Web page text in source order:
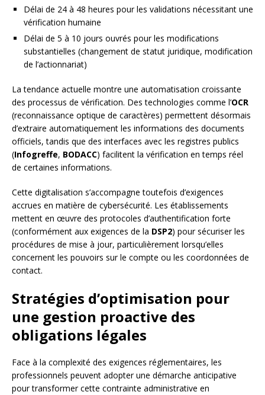
Délai de 24 à 48 heures pour les validations nécessitant une
vérification humaine
Délai de 5 à 10 jours ouvrés pour les modifications
substantielles (changement de statut juridique, modification
de l’actionnariat)
La tendance actuelle montre une automatisation croissante
des processus de vérification. Des technologies comme l’OCR
(reconnaissance optique de caractères) permettent désormais
d’extraire automatiquement les informations des documents
officiels, tandis que des interfaces avec les registres publics
(Infogreffe, BODACC) facilitent la vérification en temps réel
de certaines informations.
Cette digitalisation s’accompagne toutefois d’exigences
accrues en matière de cybersécurité. Les établissements
mettent en œuvre des protocoles d’authentification forte
(conformément aux exigences de la DSP2) pour sécuriser les
procédures de mise à jour, particulièrement lorsqu’elles
concernent les pouvoirs sur le compte ou les coordonnées de
contact.
Stratégies d’optimisation pour
une gestion proactive des
obligations légales
Face à la complexité des exigences réglementaires, les
professionnels peuvent adopter une démarche anticipative
pour transformer cette contrainte administrative en